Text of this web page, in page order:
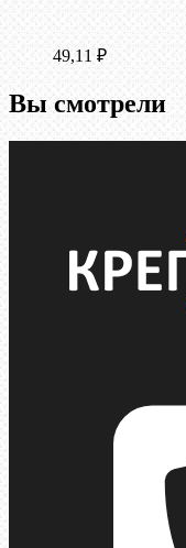
49,11 ₽
Вы смотрели